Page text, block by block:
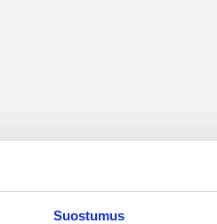
Suostumus